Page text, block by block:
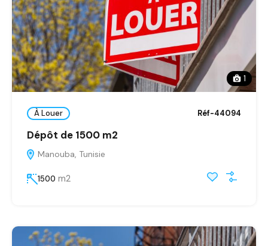
1
À Louer Réf-44094
Dépôt de 1500 m2
Manouba, Tunisie
1500 m2